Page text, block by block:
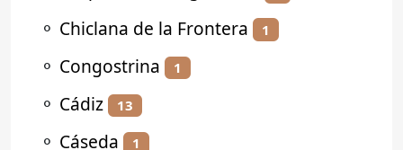
⚬ Chiclana de la Frontera 1
⚬ Congostrina 1
⚬ Cádiz 13
⚬ Cáseda 1